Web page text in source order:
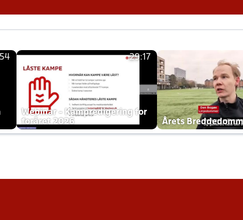
29:17
Webinar - Kampredigering for
foråret 2026
Årets